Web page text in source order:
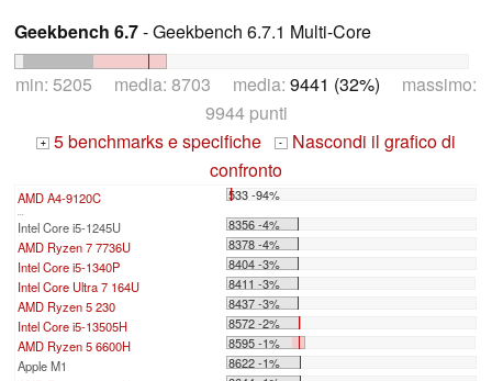
Geekbench 6.7- Geekbench 6.7.1 Multi-Core
min: 5205 media: 8703 media: 9441 (32%) massimo:
9944 punti
+ 5 benchmarks e specifiche - Nascondi il grafico di
confronto
AMD A4-9120C 533 -94%
...
Intel Core i5-1245U
8356 -4%
AMD Ryzen 7 7736U
8378 -4%
Intel Core i5-1340P
8404 -3%
Intel Core Ultra 7 164U
8411 -3%
AMD Ryzen 5 230
8437 -3%
Intel Core i5-13505H
8572 -2%
AMD Ryzen 5 6600H
8595 -1%
Apple M1
8622 -1%